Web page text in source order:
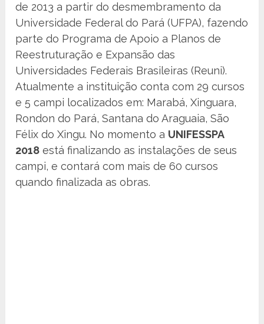
de 2013 a partir do desmembramento da
Universidade Federal do Pará (UFPA), fazendo
parte do Programa de Apoio a Planos de
Reestruturação e Expansão das
Universidades Federais Brasileiras (Reuni).
Atualmente a instituição conta com 29 cursos
e 5 campi localizados em: Marabá, Xinguara,
Rondon do Pará, Santana do Araguaia, São
Félix do Xingu. No momento a UNIFESSPA
2018 está finalizando as instalações de seus
campi, e contará com mais de 60 cursos
quando finalizada as obras.